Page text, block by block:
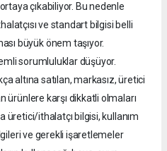
çıkabiliyor. Bu nedenle
ve standart bilgisi belli
büyük önem taşıyor.
sorumluluklar düşüyor.
altına satılan, markasız, üretici
ürünlere karşı dikkatli olmaları
üretici/ithalatçı bilgisi, kullanım
ve gerekli işaretlemeler